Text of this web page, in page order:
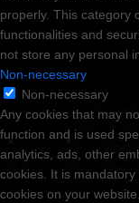
properly. This category
functionalities and
not store any personal
Non-necessary
Non-necessary
Any cookies that may
function and is used
analytics, ads, other
cookies. It is
cookies on your website.